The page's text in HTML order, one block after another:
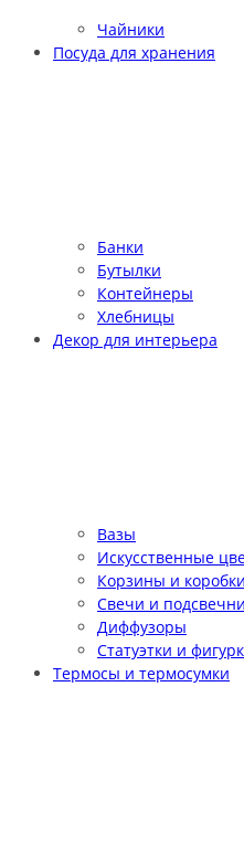
Чайники
Посуда для хранения
Банки
Бутылки
Контейнеры
Хлебницы
Декор для интерьера
Вазы
Искусственные
Корзины и коробки
Свечи и
Диффузоры
Статуэтки и
Термосы и термосумки